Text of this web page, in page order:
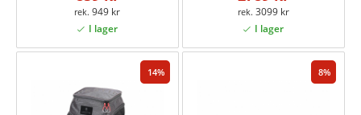
949 kr 3099 kr
14 8